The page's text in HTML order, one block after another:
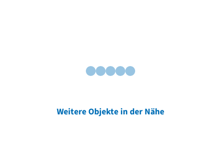
Weitere Objekte in der Nähe